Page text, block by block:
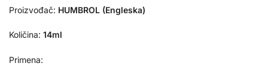
Proizvođač: HUMBROL (Engleska)
Količina: 14ml
Primena: